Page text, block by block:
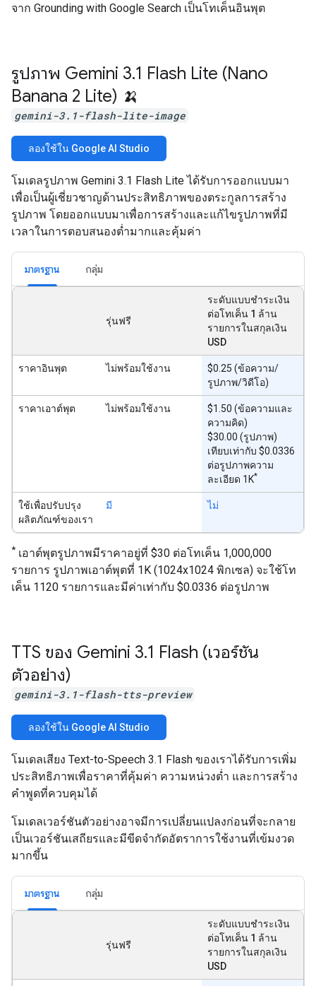
จาก Grounding with Google Search เป็นโทเค็นอินพุต
รูปภาพ Gemini 3.1 Flash Lite (Nano
Banana 2 Lite) 🍌
gemini-3.1-flash-lite-image
ลองใช้ใน Google AI Studio
โมเดลรูปภาพ Gemini 3.1 Flash Lite ได้รับการออกแบบมา
เพื่อเป็นผู้เชี่ยวชาญด้านประสิทธิภาพของตระกูลการสร้าง
รูปภาพ โดยออกแบบมาเพื่อการสร้างและแก้ไขรูปภาพที่มี
เวลาในการตอบสนองต่ำมากและคุ้มค่า
มาตรฐาน กลุ่ม
รุ่นฟรี
ระดับแบบชำระเงิน
ต่อโทเค็น 1 ล้าน
รายการในสกุลเงิน
USD
ราคาอินพุต ไม่พร้อมใช้งาน
$0.25 (ข้อความ/
รูปภาพ/วิดีโอ)
ราคาเอาต์พุต ไม่พร้อมใช้งาน
$1.50 (ข้อความและ
ความคิด)
$30.00 (รูปภาพ)
เทียบเท่ากับ $0.0336
ต่อรูปภาพความ
ละเอียด 1K*
ใช้เพื่อปรับปรุง
ผลิตภัณฑ์ของเรา
มี ไม่
* เอาต์พุตรูปภาพมีราคาอยู่ที่ $30 ต่อโทเค็น 1,000,000
รายการ รูปภาพเอาต์พุตที่ 1K (1024x1024 พิกเซล) จะใช้โท
เค็น 1120 รายการและมีค่าเท่ากับ $0.0336 ต่อรูปภาพ
TTS ของ Gemini 3.1 Flash (เวอร์ชัน
ตัวอย่าง)
gemini-3.1-flash-tts-preview
ลองใช้ใน Google AI Studio
โมเดลเสียง Text-to-Speech 3.1 Flash ของเราได้รับการเพิ่ม
ประสิทธิภาพเพื่อราคาที่คุ้มค่า ความหน่วงต่ำ และการสร้าง
คำพูดที่ควบคุมได้
โมเดลเวอร์ชันตัวอย่างอาจมีการเปลี่ยนแปลงก่อนที่จะกลาย
เป็นเวอร์ชันเสถียรและมีขีดจำกัดอัตราการใช้งานที่เข้มงวด
มากขึ้น
มาตรฐาน กลุ่ม
รุ่นฟรี
ระดับแบบชำระเงิน
ต่อโทเค็น 1 ล้าน
รายการในสกุลเงิน
USD